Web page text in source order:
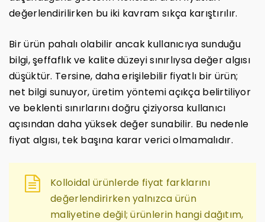
değerlendirilirken bu iki kavram sıkça karıştırılır.
Bir ürün pahalı olabilir ancak kullanıcıya sunduğu
bilgi, şeffaflık ve kalite düzeyi sınırlıysa değer algısı
düşüktür. Tersine, daha erişilebilir fiyatlı bir ürün;
net bilgi sunuyor, üretim yöntemi açıkça belirtiliyor
ve beklenti sınırlarını doğru çiziyorsa kullanıcı
açısından daha yüksek değer sunabilir. Bu nedenle
fiyat algısı, tek başına karar verici olmamalıdır.
Kolloidal ürünlerde fiyat farklarını
değerlendirirken yalnızca ürün
maliyetine değil; ürünlerin hangi dağıtım,